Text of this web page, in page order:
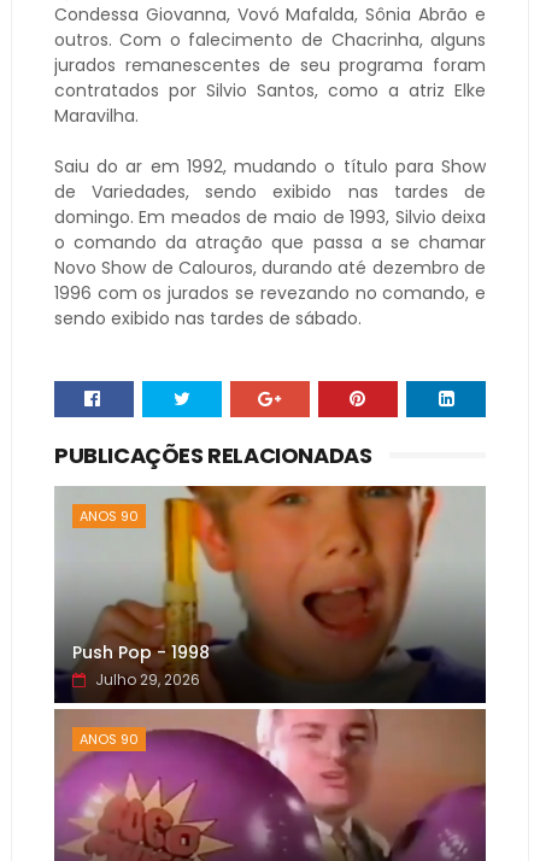
Condessa Giovanna, Vovó Mafalda, Sônia Abrão e
outros. Com o falecimento de Chacrinha, alguns
jurados remanescentes de seu programa foram
contratados por Silvio Santos, como a atriz Elke
Maravilha.
Saiu do ar em 1992, mudando o título para Show
de Variedades, sendo exibido nas tardes de
domingo. Em meados de maio de 1993, Silvio deixa
o comando da atração que passa a se chamar
Novo Show de Calouros, durando até dezembro de
1996 com os jurados se revezando no comando, e
sendo exibido nas tardes de sábado.
PUBLICAÇÕES RELACIONADAS
ANOS 90
Push Pop - 1998
Julho 29, 2026
ANOS 90